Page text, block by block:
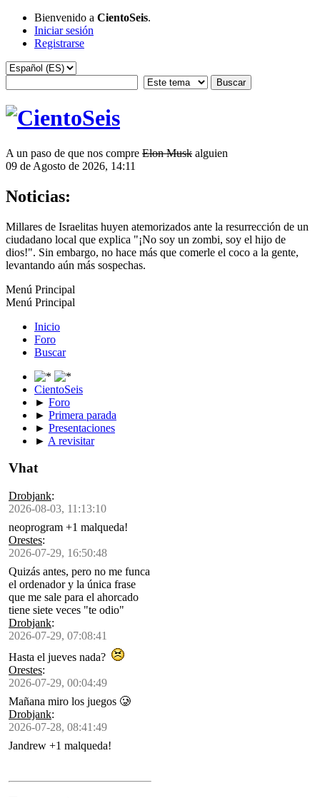
Bienvenido a CientoSeis.
Iniciar sesión
Registrarse
A un paso de que nos compre Elon Musk alguien
09 de Agosto de 2026, 14:11
Noticias:
Millares de Israelitas huyen atemorizados ante la resurrección de un
ciudadano local que explica "¡No soy un zombi, soy el hijo de
dios!". Sin embargo, no hace más que comerle el coco a la gente,
levantando aún más sospechas.
Menú Principal
Menú Principal
Inicio
Foro
Buscar
CientoSeis
► Foro
► Primera parada
► Presentaciones
► A revisitar
Vhat
Drobjank:
2026-08-03, 11:13:10
neoprogram +1 malqueda!
Orestes:
2026-07-29, 16:50:48
Quizás antes, pero no me funca
el ordenador y la única frase
que me sale para el ahorcado
tiene siete veces "te odio"
Drobjank:
2026-07-29, 07:08:41
Hasta el jueves nada?
Orestes:
2026-07-29, 00:04:49
Mañana miro los juegos 🥲
Drobjank:
2026-07-28, 08:41:49
Jandrew +1 malqueda!